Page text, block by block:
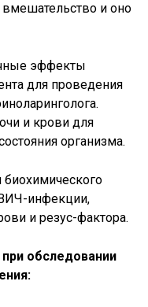
вмешательство и оно
эффекты
для проведения
и крови для
организма.
биохимического
ВИЧ-инфекции,
и резус-фактора.
обследовании